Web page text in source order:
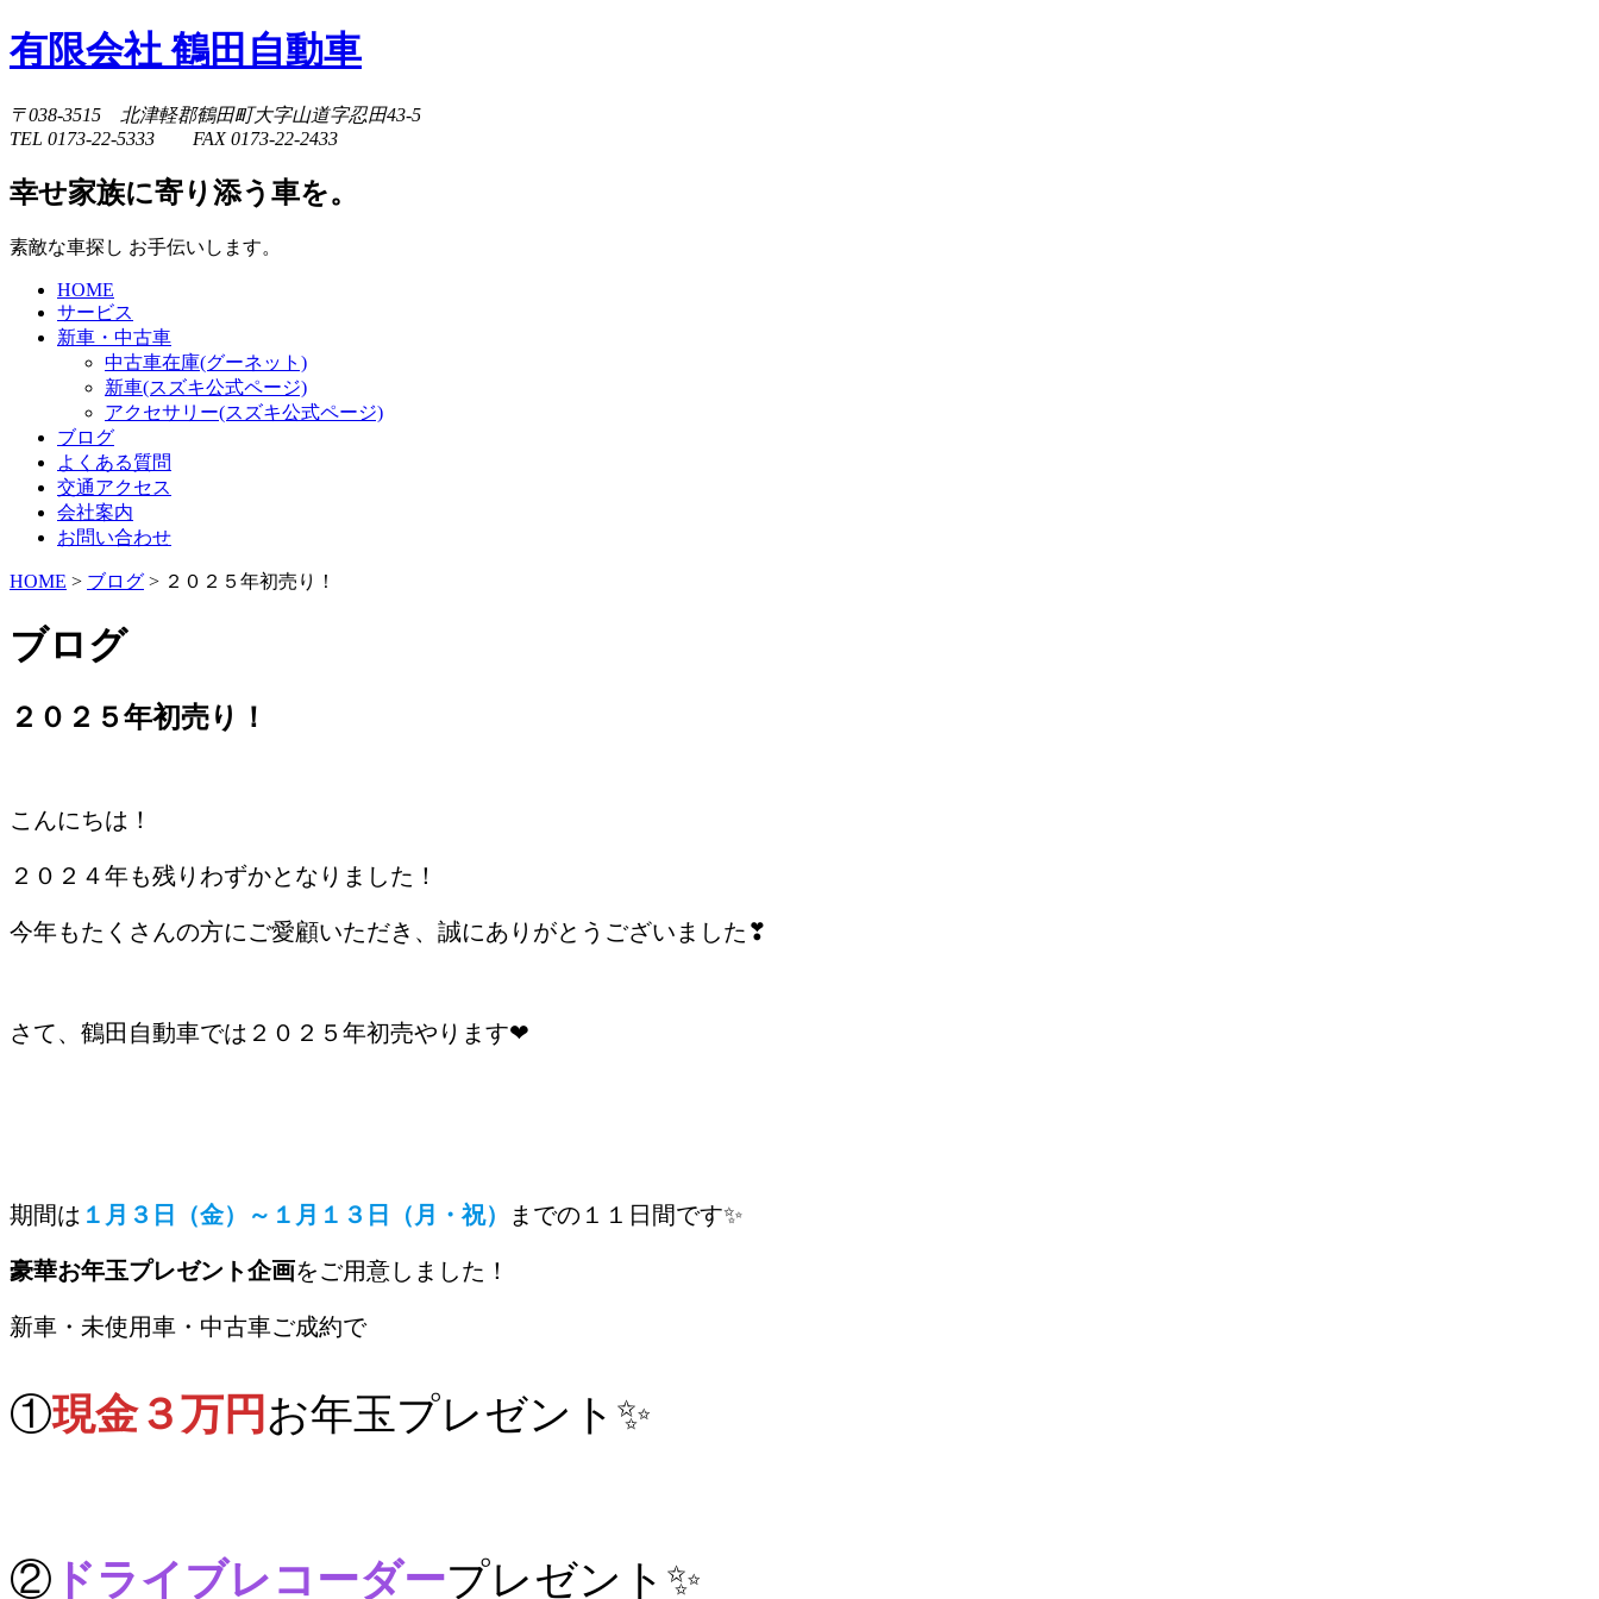
有限会社 鶴田自動車
〒038-3515 北津軽郡鶴田町大字山道字忍田43-5
TEL 0173-22-5333 FAX 0173-22-2433
幸せ家族に寄り添う車を。
素敵な車探し お手伝いします。
HOME
サービス
新車・中古車
中古車在庫(グーネット)
新車(スズキ公式ページ)
アクセサリー(スズキ公式ページ)
ブログ
よくある質問
交通アクセス
会社案内
お問い合わせ
HOME > ブログ > ２０２５年初売り！
ブログ
２０２５年初売り！
こんにちは！
２０２４年も残りわずかとなりました！
今年もたくさんの方にご愛顧いただき、誠にありがとうございました❣
さて、鶴田自動車では２０２５年初売やります❤
期間は １月３日（金）～１月１３日（月・祝） までの１１日間です✨
豪華お年玉プレゼント企画をご用意しました！
新車・未使用車・中古車ご成約で
①現金３万円 お年玉プレゼント✨
② ドライブレコーダープレゼント✨